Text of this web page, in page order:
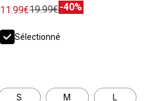
11.99€19.99€-40%
Sélectionné
S M L